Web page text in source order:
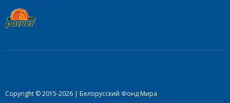
Copyright © 2015-2026 | Белорусский Фонд Мира